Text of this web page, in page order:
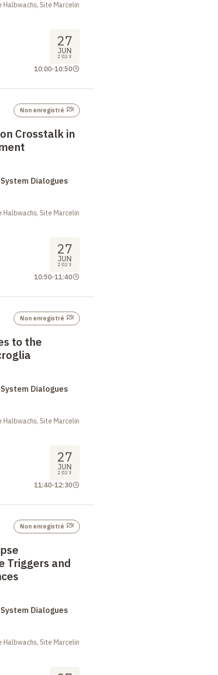
Site Marcelin
27
JUN
2023
10:00-10:50
Crosstalk in
Non enregistré
Dialogues
Site Marcelin
27
JUN
2023
10:50-11:40
to the
Non enregistré
Dialogues
Site Marcelin
27
JUN
2023
11:40-12:30
Triggers and
Non enregistré
Dialogues
Site Marcelin